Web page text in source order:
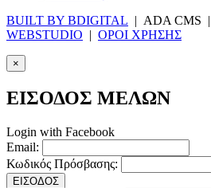
BUILT BY BDIGITAL | ADA CMS |
WEBSTUDIO | ΟΡΟΙ ΧΡΗΣΗΣ
×
ΕΙΣΟΔΟΣ ΜΕΛΩΝ
Login with Facebook
Email:
Κωδικός Πρόσβασης:
ΕΙΣΟΔΟΣ